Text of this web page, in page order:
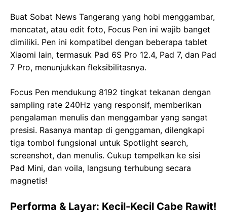
Buat Sobat News Tangerang yang hobi menggambar,
mencatat, atau edit foto, Focus Pen ini wajib banget
dimiliki. Pen ini kompatibel dengan beberapa tablet
Xiaomi lain, termasuk Pad 6S Pro 12.4, Pad 7, dan Pad
7 Pro, menunjukkan fleksibilitasnya.
Focus Pen mendukung 8192 tingkat tekanan dengan
sampling rate 240Hz yang responsif, memberikan
pengalaman menulis dan menggambar yang sangat
presisi. Rasanya mantap di genggaman, dilengkapi
tiga tombol fungsional untuk Spotlight search,
screenshot, dan menulis. Cukup tempelkan ke sisi
Pad Mini, dan voila, langsung terhubung secara
magnetis!
Performa & Layar: Kecil-Kecil Cabe Rawit!